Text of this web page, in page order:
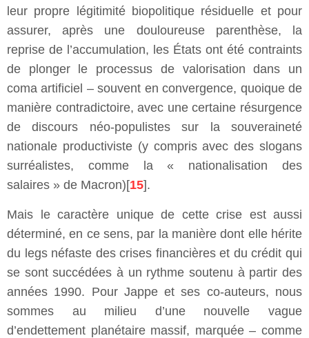
leur propre légitimité biopolitique résiduelle et pour
assurer, après une douloureuse parenthèse, la
reprise de l’accumulation, les États ont été contraints
de plonger le processus de valorisation dans un
coma artificiel – souvent en convergence, quoique de
manière contradictoire, avec une certaine résurgence
de discours néo-populistes sur la souveraineté
nationale productiviste (y compris avec des slogans
surréalistes, comme la « nationalisation des
salaires » de Macron)[15].
Mais le caractère unique de cette crise est aussi
déterminé, en ce sens, par la manière dont elle hérite
du legs néfaste des crises financières et du crédit qui
se sont succédées à un rythme soutenu à partir des
années 1990. Pour Jappe et ses co-auteurs, nous
sommes au milieu d’une nouvelle vague
d’endettement planétaire massif, marquée – comme